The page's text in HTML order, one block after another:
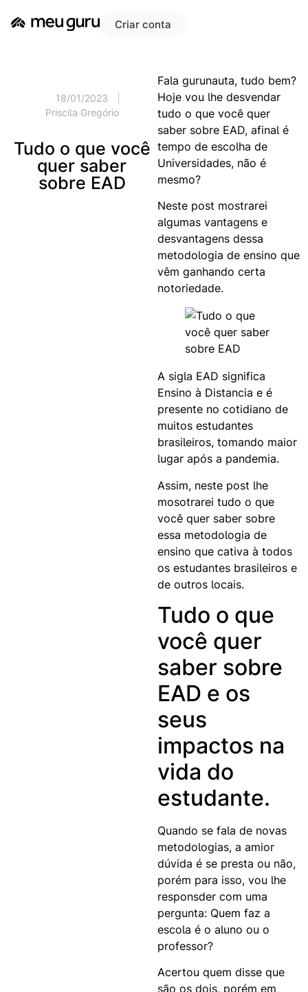
Criar conta
18/01/2023
Priscila Gregório
Tudo o que você
quer saber
sobre EAD
Fala gurunauta, tudo bem?
Hoje vou lhe desvendar
tudo o que você quer
saber sobre EAD, afinal é
tempo de escolha de
Universidades, não é
mesmo?
Neste post mostrarei
algumas vantagens e
desvantagens dessa
metodologia de ensino que
vêm ganhando certa
notoriedade.
A sigla EAD significa
Ensino à Distancia e é
presente no cotidiano de
muitos estudantes
brasileiros, tomando maior
lugar após a pandemia.
Assim, neste post lhe
mosotrarei tudo o que
você quer saber sobre
essa metodologia de
ensino que cativa à todos
os estudantes brasileiros e
de outros locais.
Tudo o que
você quer
saber sobre
EAD e os
seus
impactos na
vida do
estudante.
Quando se fala de novas
metodologias, a amior
dúvida é se presta ou não,
porém para isso, vou lhe
responsder com uma
pergunta: Quem faz a
escola é o aluno ou o
professor?
Acertou quem disse que
são os dois, porém em